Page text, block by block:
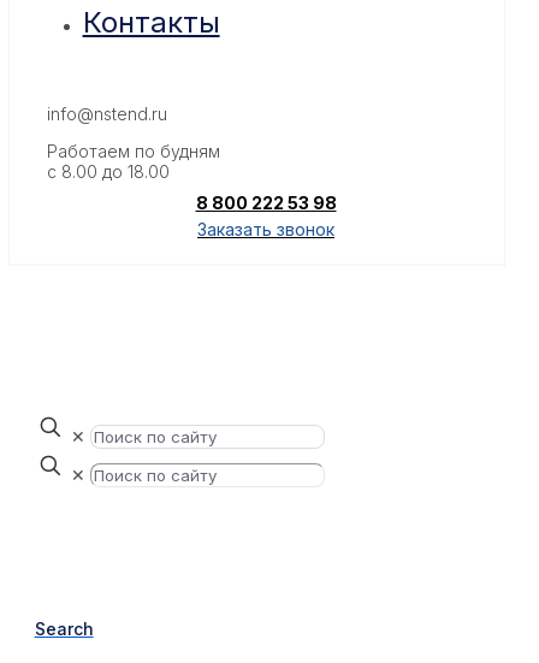
Контакты
info@nstend.ru
Работаем по будням
с 8.00 до 18.00
8 800 222 53 98
Заказать звонок
✕
✕
Search